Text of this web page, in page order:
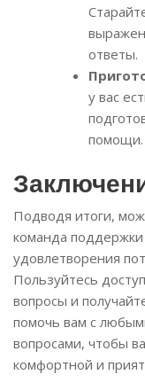
ответы.
у вас
помощи.
Подводя итоги,
команда
удовлетворения
Пользуйтесь
вопросы и
помочь вам с
вопросами, чтобы
комфортной и